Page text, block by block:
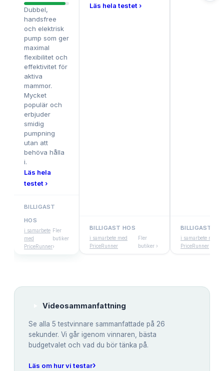
Dubbel,
handsfree
och elektrisk
pump som ger
maximal
flexibilitet och
effektivitet för
aktiva
mammor.
Mycket
populär och
erbjuder
smidig
pumpning
utan att
behöva hålla
i.
Läs hela
testet ›
BILLIGAST
HOS
i samarbete
med
PriceRunner
Fler
butiker
›
Läs hela testet ›
BILLIGAST HOS
i samarbete med
PriceRunner
Fler
butiker ›
BILLIGAST
i samarbete med
PriceRunner
Videosammanfattning
Se alla 5 testvinnare sammanfattade på 26
sekunder. Vi går igenom vinnaren, bästa
budgetvalet och vad du bör tänka på.
Läs om hur vi testar›